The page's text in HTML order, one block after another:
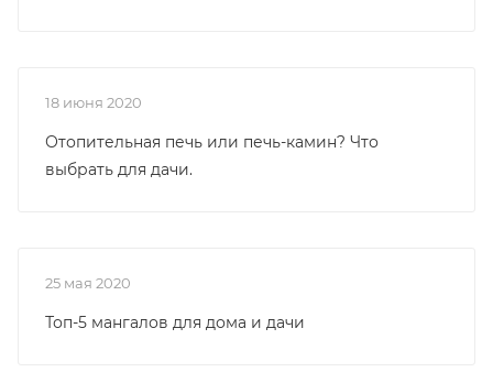
18 июня 2020
Отопительная печь или печь-камин? Что
выбрать для дачи.
25 мая 2020
Топ-5 мангалов для дома и дачи